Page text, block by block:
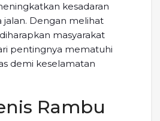
kesadaran
Dengan melihat
masyarakat
pentingnya mematuhi
demi keselamatan
Rambu